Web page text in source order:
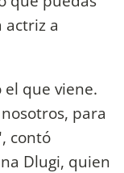
actriz a
el que viene.
para
contó
Dlugi, quien